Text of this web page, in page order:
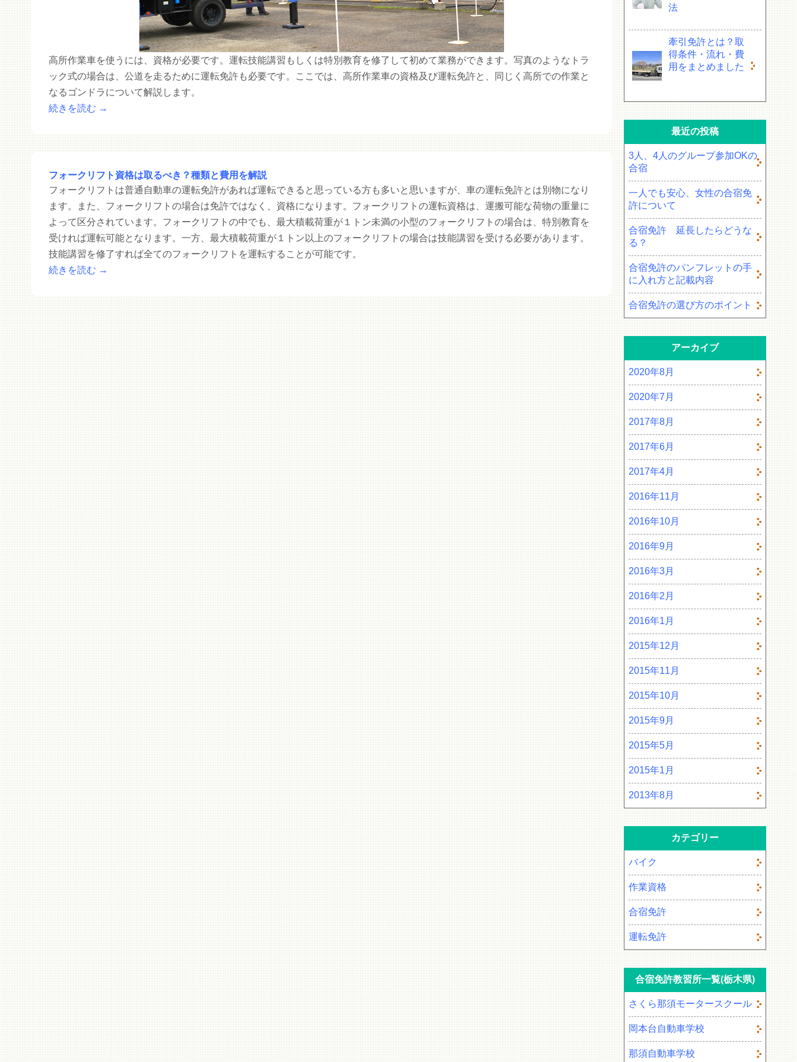
高所作業車を使うには、資格が必要です。運転技能講習もしくは特別教育を修了して初めて業務ができます。写真のようなトラ
ック式の場合は、公道を走るために運転免許も必要です。ここでは、高所作業車の資格及び運転免許と、同じく高所での作業と
なるゴンドラについて解説します。
続きを読む →
フォークリフト資格は取るべき？種類と費用を解説
フォークリフトは普通自動車の運転免許があれば運転できると思っている方も多いと思いますが、車の運転免許とは別物になり
ます。また、フォークリフトの場合は免許ではなく、資格になります。フォークリフトの運転資格は、運搬可能な荷物の重量に
よって区分されています。フォークリフトの中でも、最大積載荷重が１トン未満の小型のフォークリフトの場合は、特別教育を
受ければ運転可能となります。一方、最大積載荷重が１トン以上のフォークリフトの場合は技能講習を受ける必要があります。
技能講習を修了すれば全てのフォークリフトを運転することが可能です。
続きを読む →
法
牽引免許とは？取
得条件・流れ・費
用をまとめました
最近の投稿
3人、4人のグループ参加OKの
合宿
一人でも安心、女性の合宿免
許について
合宿免許 延長したらどうな
る？
合宿免許のパンフレットの手
に入れ方と記載内容
合宿免許の選び方のポイント
アーカイブ
2020年8月
2020年7月
2017年8月
2017年6月
2017年4月
2016年11月
2016年10月
2016年9月
2016年3月
2016年2月
2016年1月
2015年12月
2015年11月
2015年10月
2015年9月
2015年5月
2015年1月
2013年8月
カテゴリー
バイク
作業資格
合宿免許
運転免許
合宿免許教習所一覧(栃木県)
さくら那須モータースクール
岡本台自動車学校
那須自動車学校